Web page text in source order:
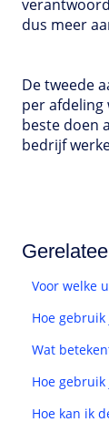
dus meer
De tweede
per afdeling
beste doen
bedrijf
Voor welke
Hoe gebruik
Wat
Hoe
Hoe kan ik